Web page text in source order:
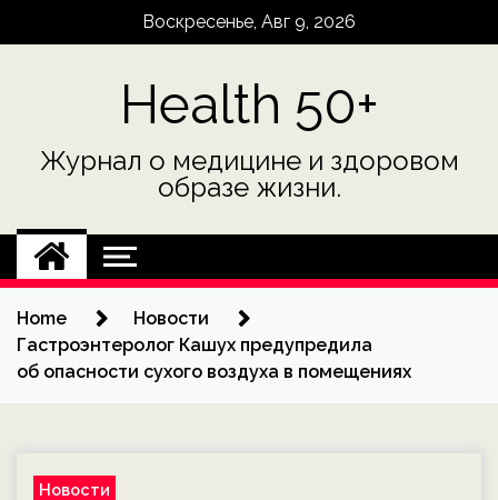
Воскресенье, Авг 9, 2026
Health 50+
Журнал о медицине и здоровом
образе жизни.
Home
Новости
Гастроэнтеролог Кашух предупредила
об опасности сухого воздуха в помещениях
Новости